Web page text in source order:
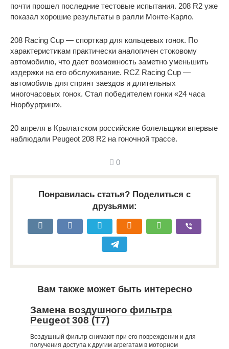
почти прошел последние тестовые испытания. 208 R2 уже
показал хорошие результаты в ралли Монте-Карло.
208 Racing Cup — спорткар для кольцевых гонок. По
характеристикам практически аналогичен стоковому
автомобилю, что дает возможность заметно уменьшить
издержки на его обслуживание. RCZ Racing Cup —
автомобиль для спринт заездов и длительных
многочасовых гонок. Стал победителем гонки «24 часа
Нюрбургринг».
20 апреля в Крылатском российские болельщики впервые
наблюдали Peugeot 208 R2 на гоночной трассе.
0
Понравилась статья? Поделиться с
друзьями:
Вам также может быть интересно
Замена воздушного фильтра
Peugeot 308 (T7)
Воздушный фильтр снимают при его повреждении и для
получения доступа к другим агрегатам в моторном